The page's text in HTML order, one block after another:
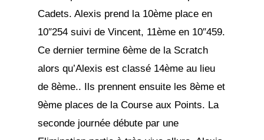
Cadets. Alexis prend la 10ème place en
10″254 suivi de Vincent, 11ème en 10″459.
Ce dernier termine 6ème de la Scratch
alors qu’Alexis est classé 14ème au lieu
de 8ème.. Ils prennent ensuite les 8ème et
9ème places de la Course aux Points. La
seconde journée débute par une